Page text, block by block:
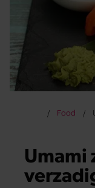
Food
Umami